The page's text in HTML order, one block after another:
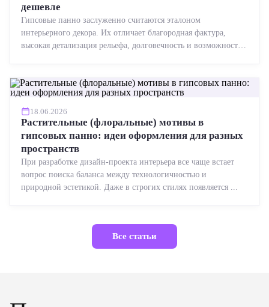
дешевле
Гипсовые панно заслуженно считаются эталоном
интерьерного декора. Их отличает благородная фактура,
высокая детализация рельефа, долговечность и возможность
18.06.2026
Растительные (флоральные) мотивы в
гипсовых панно: идеи оформления для разных
пространств
При разработке дизайн-проекта интерьера все чаще встает
вопрос поиска баланса между технологичностью и
природной эстетикой. Даже в строгих стилях появляется ...
Все статьи